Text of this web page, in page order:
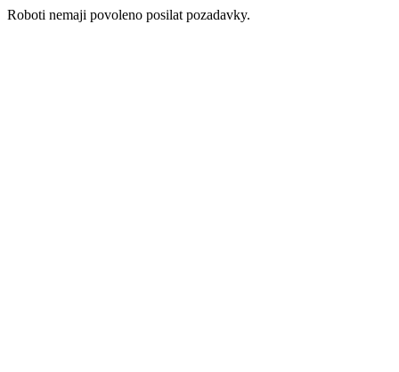
Roboti nemaji povoleno posilat pozadavky.